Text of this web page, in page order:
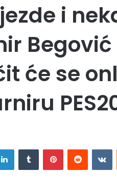
i
će se
LinkedInTumblr PinterestReddit